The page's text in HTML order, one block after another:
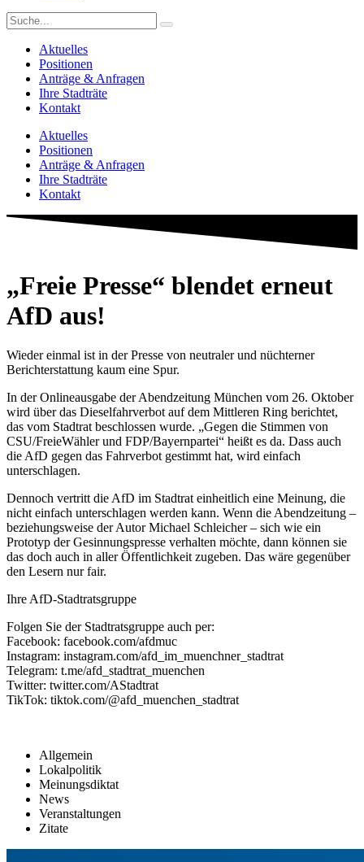
Aktuelles
Positionen
Anträge & Anfragen
Ihre Stadträte
Kontakt
Aktuelles
Positionen
Anträge & Anfragen
Ihre Stadträte
Kontakt
„Freie Presse“ blendet erneut
AfD aus!
Wieder einmal ist in der Presse von neutraler und nüchterner
Berichterstattung kaum eine Spur.
In der Onlineausgabe der Abendzeitung München vom 26. Oktober
wird über das Dieselfahrverbot auf dem Mittleren Ring berichtet,
das vom Stadtrat beschlossen wurde. „Gegen die Stimmen von
CSU/FreieWähler und FDP/Bayernpartei“ heißt es da. Dass auch
die AfD gegen das Fahrverbot gestimmt hat, wird einfach
unterschlagen.
Dennoch vertritt die AfD im Stadtrat einheitlich eine Meinung, die
nicht einfach unterschlagen werden kann. Wenn die Abendzeitung –
beziehungsweise der Autor Michael Schleicher – sich wie ein
Prototyp der Gesinnungspresse verhalten möchte, dann können sie
das doch auch in aller Öffentlichkeit zugeben. Das wäre gegenüber
den Lesern nur fair.
Ihre AfD-Stadtratsgruppe
Folgen Sie der Stadtratsgruppe auch per:
Facebook: facebook.com/afdmuc
Instagram: instagram.com/afd_im_muenchner_stadtrat
Telegram: t.me/afd_stadtrat_muenchen
Twitter: twitter.com/AStadtrat
TikTok: tiktok.com/@afd_muenchen_stadtrat
Allgemein
Lokalpolitik
Meinungsdiktat
News
Veranstaltungen
Zitate